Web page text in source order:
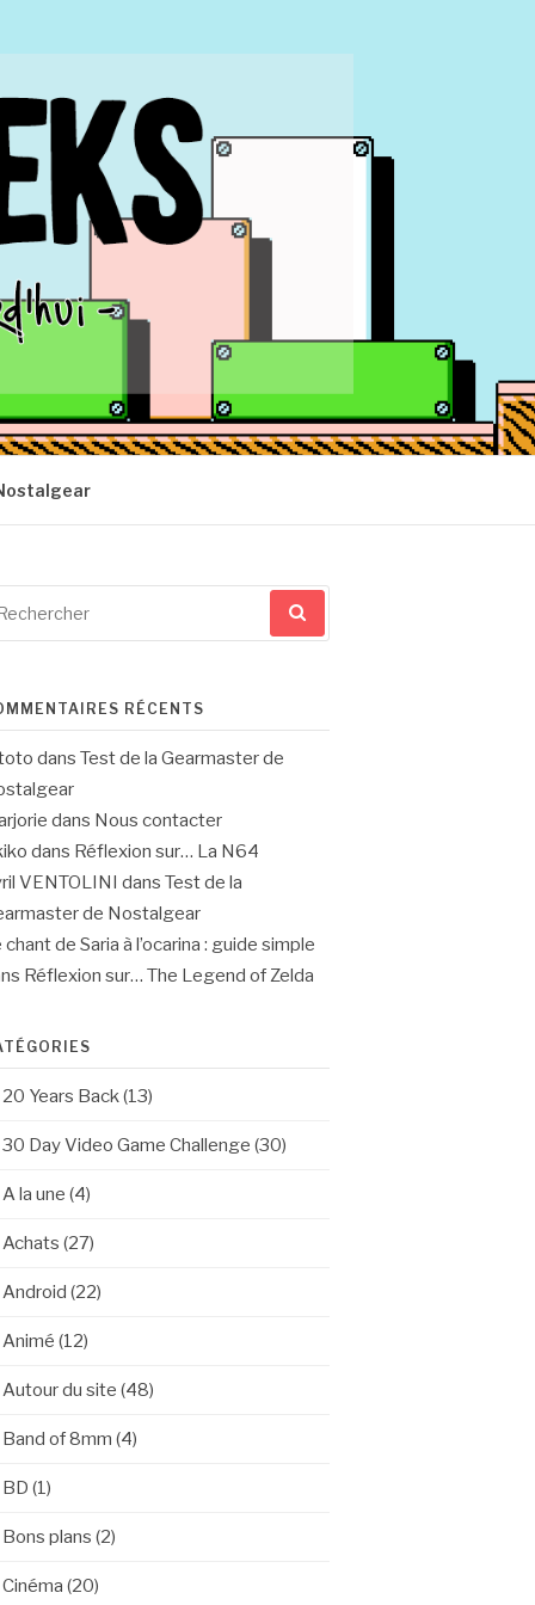
RÉCENTS
dans Test de la Gearmaster de
dans Nous contacter
dans Réflexion sur… La N64
VENTOLINI dans Test de la
de Nostalgear
chant de Saria à l’ocarina : guide simple
Réflexion sur… The Legend of Zelda
20 Years Back (13)
30 Day Video Game Challenge (30)
A la une (4)
Achats (27)
Android (22)
Animé (12)
Autour du site (48)
Band of 8mm (4)
BD (1)
Bons plans (2)
Cinéma (20)